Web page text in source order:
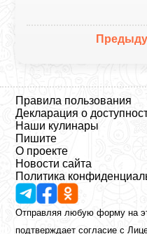
Правила пользования
Декларация о
Наши кулинары
Пишите
О проекте
Новости сайта
Политика
Отправляя любую форму на
подтверждает согласие с